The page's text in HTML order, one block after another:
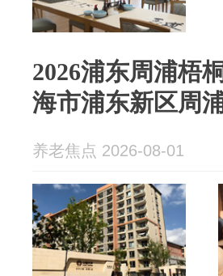
2026浦东周浦梧
海市浦东新区周
养老焦点 2026-08-01